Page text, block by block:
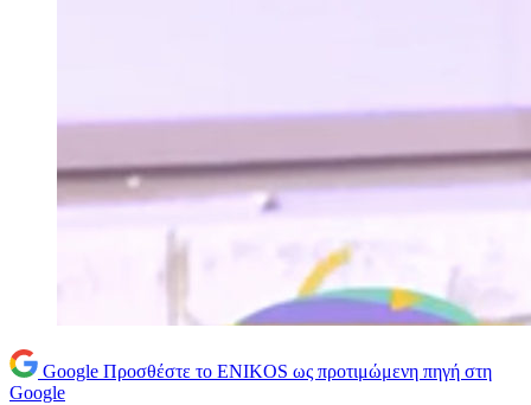
Google Προσθέστε το ENIKOS ως προτιμώμενη πηγή στη
Google